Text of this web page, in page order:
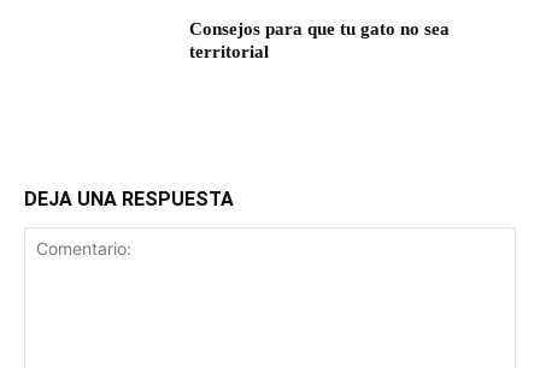
Consejos para que tu gato no sea
territorial
DEJA UNA RESPUESTA